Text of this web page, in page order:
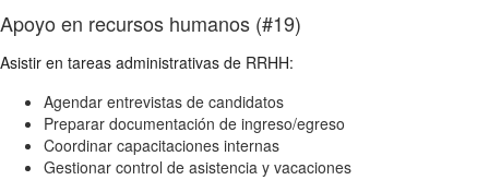
Apoyo en recursos humanos (#19)
Asistir en tareas administrativas de RRHH:
Agendar entrevistas de candidatos
Preparar documentación de ingreso/egreso
Coordinar capacitaciones internas
Gestionar control de asistencia y vacaciones